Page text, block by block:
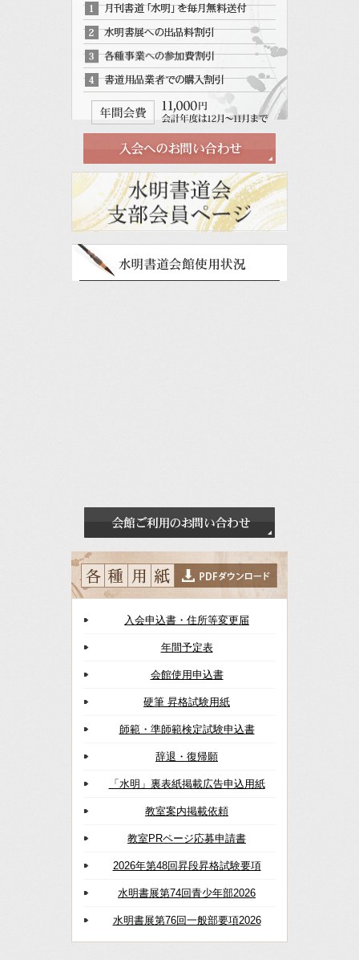
入会申込書・住所等変更届
年間予定表
会館使用申込書
硬筆 昇格試験用紙
師範・準師範検定試験申込書
辞退・復帰願
「水明」裏表紙掲載広告申込用紙
教室案内掲載依頼
教室PRページ応募申請書
2026年第48回昇段昇格試験要項
水明書展第74回青少年部2026
水明書展第76回一般部要項2026